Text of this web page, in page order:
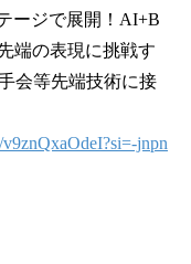
ージで展開！AI+B
端の表現に挑戦す
会等先端技術に接
jnpn